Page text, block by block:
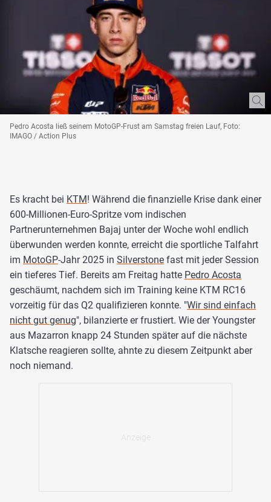
Pedro Acosta ließ seinem MotoGP-Frust am Samstag freien Lauf, Foto:
IMAGO / Action Plus
Es kracht bei KTM! Während die finanzielle Krise dank einer
600-Millionen-Euro-Spritze vom indischen
Partnerunternehmen Bajaj unter der Woche wohl endlich
überwunden werden konnte, erreicht die sportliche Talfahrt
im MotoGP-Jahr 2025 in Silverstone fast mit jeder Session
ein tieferes Tief. Bereits am Freitag hatte Pedro Acosta
geschäumt, nachdem sich im Training keine KTM RC16
vorzeitig für das Q2 qualifizieren konnte. "Wir sind einfach
nicht gut genug", bilanzierte er frustiert. Wie der Youngster
aus Mazarron knapp 24 Stunden später auf die nächste
Klatsche reagieren sollte, ahnte zu diesem Zeitpunkt aber
noch niemand.